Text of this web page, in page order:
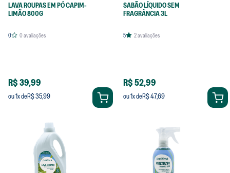
LAVA ROUPAS EM PÓ CAPIM-
LIMÃO 800G
0 0avaliações
R$ 39,99
ou1x deR$ 35,99
SABÃO LÍQUIDO SEM
FRAGRÂNCIA 3L
5 2avaliações
R$ 52,99
ou1x deR$ 47,69